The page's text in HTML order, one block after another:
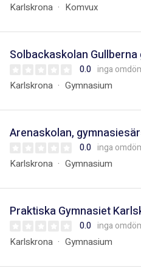
Karlskrona Komvux
Solbackaskolan Gullberna
0.0 inga
Karlskrona Gymnasium
Arenaskolan,
0.0 inga
Karlskrona Gymnasium
Praktiska Gymnasiet
0.0 inga
Karlskrona Gymnasium